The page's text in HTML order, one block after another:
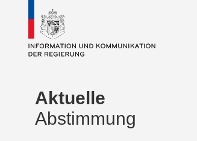
Aktuelle
Abstimmung